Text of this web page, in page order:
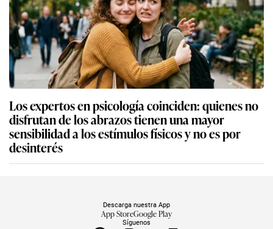
Los expertos en psicología coinciden: quienes no
disfrutan de los abrazos tienen una mayor
sensibilidad a los estímulos físicos y no es por
desinterés
Síguenos
Descarga nuestra App
App StoreGoogle Play